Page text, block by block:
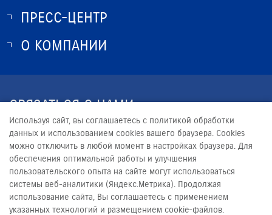
О SUZUKI
ПРЕСС-ЦЕНТР
НОВОСТИ
О КОМПАНИИ
СВЯЗАТЬСЯ С НАМИ
+7 (4822) 36-4822
INFO@RUMOS-SUZUKI.RU
© 2026
Используя сайт, вы соглашаетесь с политикой обработки
данных и использованием cookies вашего браузера. Cookies
можно отключить в любой момент в настройках браузера. Для
обеспечения оптимальной работы и улучшения
пользовательского опыта на сайте могут использоваться
системы веб-аналитики (Яндекс.Метрика). Продолжая
использование сайта, Вы соглашаетесь с применением
указанных технологий и размещением cookie-файлов.